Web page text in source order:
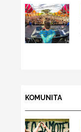
KOMUNITA